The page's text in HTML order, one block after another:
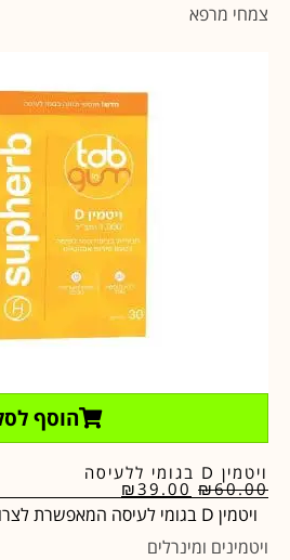
צמחי מרפא
הוסף
ויטמין D בגומי ללעיסה
₪60.00
₪39.00
ויטמין D בגומי לעיסה המאפשרת לצרוך ויטמין D ממקור טבעי.
ויטמינים ומינרלים